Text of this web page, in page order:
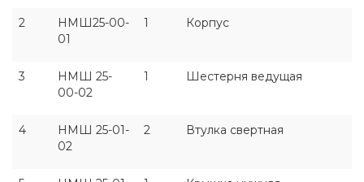
2
НМШ25-00-
01
1 Корпус
3
НМШ 25-
00-02
1 Шестерня ведущая
4
НМШ 25-01-
02
2 Втулка свертная